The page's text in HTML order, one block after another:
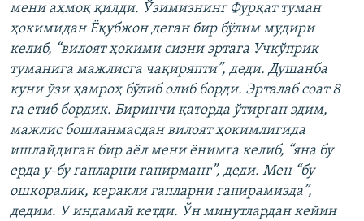
мени аҳмоқ қилди. Ўзимизнинг Фурқат туман
ҳокимидан Ёқубжон деган бир бўлим мудири
келиб, “вилоят ҳокими сизни эртага Учкўприк
туманига мажлисга чақиряпти”, деди. Душанба
куни ўзи ҳамроҳ бўлиб олиб борди. Эрталаб соат 8
га етиб бордик. Биринчи қаторда ўтирган эдим,
мажлис бошланмасдан вилоят ҳокимлигида
ишлайдиган бир аёл мени ёнимга келиб, “яна бу
ерда у-бу гапларни гапирманг”, деди. Мен “бу
ошкоралик, керакли гапларни гапирамизда”,
дедим. У индамай кетди. Ўн минутлардан кейин